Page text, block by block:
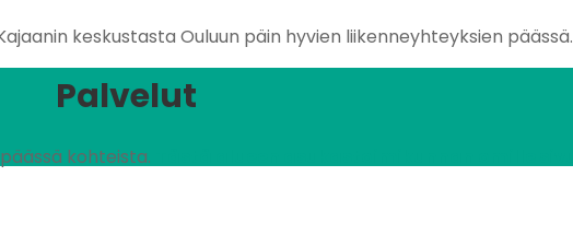
keskustasta Ouluun päin hyvien liikenneyhteyksien päässä.
Palvelut
kohteista.